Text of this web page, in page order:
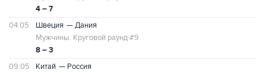
4 – 7
04:05 Швеция — Дания
8 – 3
Мужчины. Круговой раунд #9
09:05 Китай — Россия